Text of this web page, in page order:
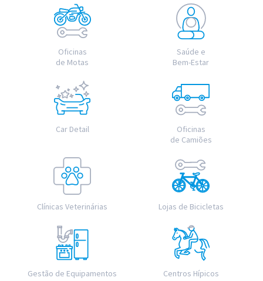
Oficinas
de Motas
Saúde e
Bem-Estar
Car Detail
Oficinas
de Camiões
Clínicas Veterinárias Lojas de Bicicletas
Gestão de Equipamentos Centros Hípicos